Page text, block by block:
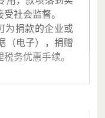
社会监督。
为捐款的企业或
（电子），捐赠
务优惠手续。